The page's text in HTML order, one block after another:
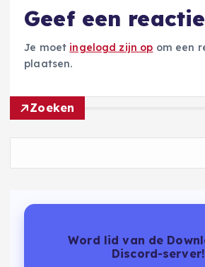
Geef een reactie
Je moet ingelogd zijn op om een
plaatsen.
Zoeken
Word lid van de
Discord-server!